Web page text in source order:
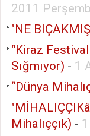
2011
"NE
“Kiraz
Sığmıyor) - 1
“Dünya
Mihalıççık) -